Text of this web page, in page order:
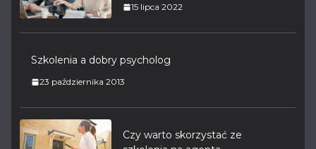
15 lipca 2022
Szkolenia a dobry psycholog
23 października 2013
Czy warto skorzystać ze